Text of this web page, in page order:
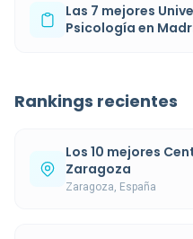
Las 7 mejores
Psicología en
Rankings recientes
Los 10 mejores
Zaragoza
Zaragoza, España